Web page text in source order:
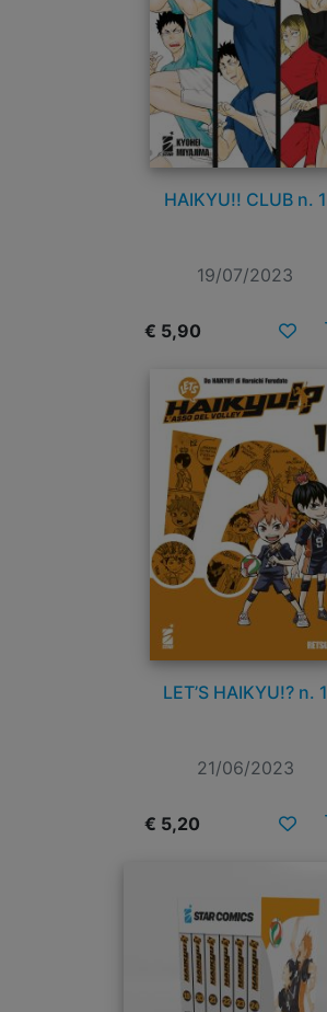
HAIKYU!! CLUB n. 1
19/07/2023
€ 5,90
LET’S HAIKYU!? n. 1
21/06/2023
€ 5,20